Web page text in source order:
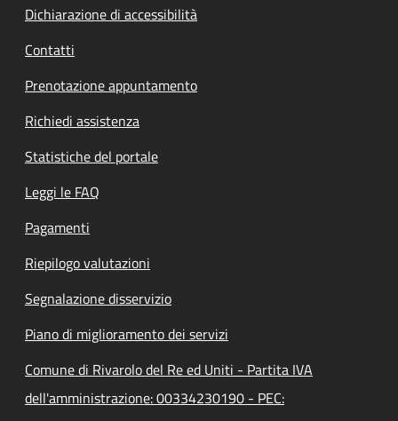
Dichiarazione di accessibilità
Contatti
Prenotazione appuntamento
Richiedi assistenza
Statistiche del portale
Leggi le FAQ
Pagamenti
Riepilogo valutazioni
Segnalazione disservizio
Piano di miglioramento dei servizi
Comune di Rivarolo del Re ed Uniti - Partita IVA
dell'amministrazione: 00334230190 - PEC: